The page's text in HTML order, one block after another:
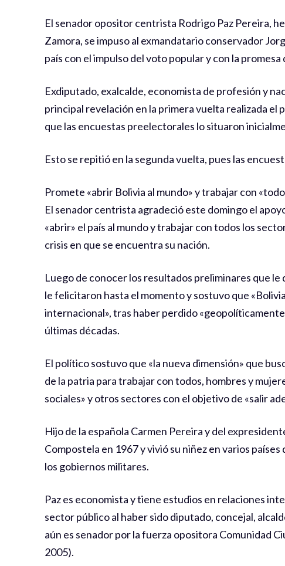
El senador opositor centrista Rodrigo Paz Pereira,
Zamora, se impuso al exmandatario conservador
país con el impulso del voto popular y con la
Exdiputado, exalcalde, economista de profesión y
principal revelación en la primera vuelta realizada el
que las encuestas preelectorales lo situaron
Esto se repitió en la segunda vuelta, pues las
Promete «abrir Bolivia al mundo» y trabajar con
El senador centrista agradeció este domingo el
«abrir» el país al mundo y trabajar con todos los
crisis en que se encuentra su nación.
Luego de conocer los resultados preliminares que
le felicitaron hasta el momento y sostuvo que
internacional», tras haber perdido
últimas décadas.
El político sostuvo que «la nueva dimensión» que
de la patria para trabajar con todos, hombres y
sociales» y otros sectores con el objetivo de «salir
Hijo de la española Carmen Pereira y del
Compostela en 1967 y vivió su niñez en varios
los gobiernos militares.
Paz es economista y tiene estudios en relaciones
sector público al haber sido diputado, concejal,
aún es senador por la fuerza opositora Comunidad
2005).